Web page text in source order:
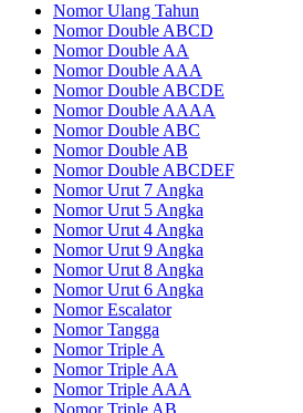
Nomor Ulang Tahun
Nomor Double ABCD
Nomor Double AA
Nomor Double AAA
Nomor Double ABCDE
Nomor Double AAAA
Nomor Double ABC
Nomor Double AB
Nomor Double ABCDEF
Nomor Urut 7 Angka
Nomor Urut 5 Angka
Nomor Urut 4 Angka
Nomor Urut 9 Angka
Nomor Urut 8 Angka
Nomor Urut 6 Angka
Nomor Escalator
Nomor Tangga
Nomor Triple A
Nomor Triple AA
Nomor Triple AAA
Nomor Triple AB